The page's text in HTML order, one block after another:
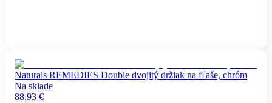
Naturals REMEDIES Double dvojitý držiak na fľaše, chróm
Na sklade
88.93 €